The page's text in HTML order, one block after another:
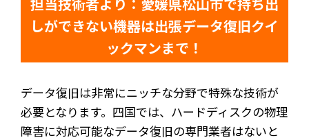
しができない機器は出張データ復旧クイ
ックマンまで！
データ復旧は非常にニッチな分野で特殊な技術が
必要となります。四国では、ハードディスクの物理
障害に対応可能なデータ復旧の専門業者はないと